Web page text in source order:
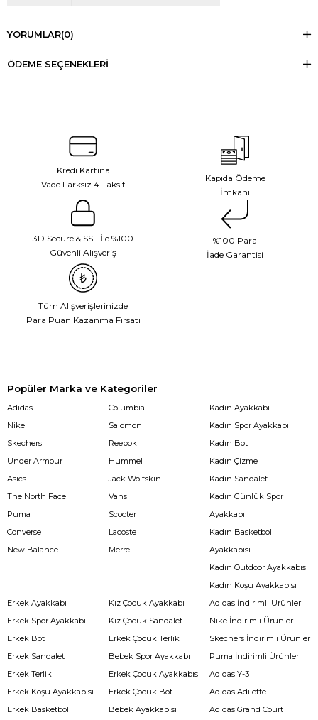
YORUMLAR(0)
ÖDEME SEÇENEKLERI
Kredi Kartına
Vade Farksız 4 Taksit
Kapıda Ödeme
İmkanı
3D Secure & SSL İle %100
Güvenli Alışveriş
%100 Para
İade Garantisi
Tüm Alışverişlerinizde
Para Puan Kazanma Fırsatı
Popüler Marka ve Kategoriler
Adidas
Nike
Skechers
Under Armour
Asics
The North Face
Puma
Converse
New Balance
Columbia
Salomon
Reebok
Hummel
Jack Wolfskin
Vans
Scooter
Lacoste
Merrell
Kadın Ayakkabı
Kadın Spor Ayakkabı
Kadın Bot
Kadın Çizme
Kadın Sandalet
Kadın Günlük Spor
Ayakkabı
Kadın Basketbol
Ayakkabısı
Kadın Outdoor Ayakkabısı
Kadın Koşu Ayakkabısı
Erkek Ayakkabı
Erkek Spor Ayakkabı
Erkek Bot
Erkek Sandalet
Erkek Terlik
Erkek Koşu Ayakkabısı
Erkek Basketbol
Kız Çocuk Ayakkabı
Kız Çocuk Sandalet
Erkek Çocuk Terlik
Bebek Spor Ayakkabı
Erkek Çocuk Ayakkabısı
Erkek Çocuk Bot
Bebek Ayakkabısı
Adidas İndirimli Ürünler
Nike İndirimli Ürünler
Skechers İndirimli Ürünler
Puma İndirimli Ürünler
Adidas Y-3
Adidas Adilette
Adidas Grand Court